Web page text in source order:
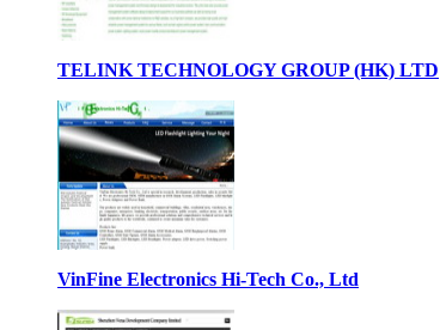
TELINK TECHNOLOGY GROUP (HK) LTD
VinFine Electronics Hi-Tech Co., Ltd